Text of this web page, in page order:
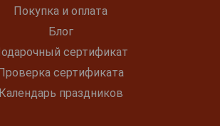
Покупка и оплата
Блог
сертификат
сертификата
Календарь праздников